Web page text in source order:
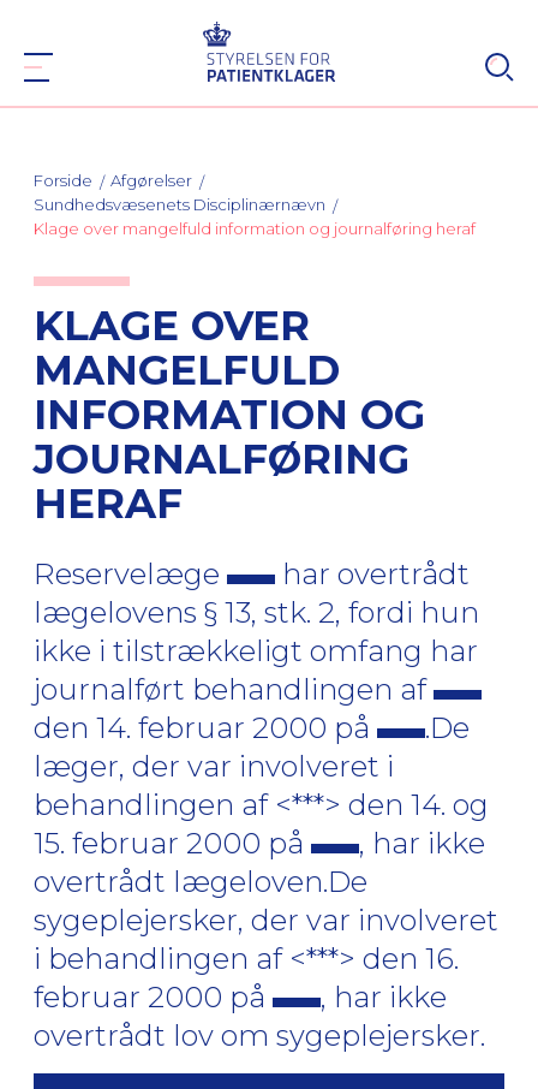
Forside
Afgørelser
Sundhedsvæsenets Disciplinærnævn
Klage over mangelfuld information og journalføring heraf
KLAGE OVER
MANGELFULD
INFORMATION OG
JOURNALFØRING
HERAF
Reservelæge
har overtrådt
lægelovens § 13, stk. 2, fordi hun
ikke i tilstrækkeligt omfang har
journalført behandlingen af
den 14. februar 2000 på
.De
læger, der var involveret i
behandlingen af <***> den 14. og
15. februar 2000 på
, har ikke
overtrådt lægeloven.De
sygeplejersker, der var involveret
i behandlingen af <***> den 16.
februar 2000 på
, har ikke
overtrådt lov om sygeplejersker.